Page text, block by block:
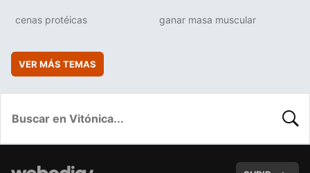
cenas protéicas ganar masa muscular
VER MÁS TEMAS